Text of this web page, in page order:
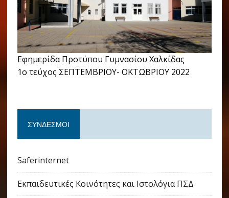
Εφημερίδα Προτύπου Γυμνασίου Χαλκίδας
1ο τεύχος ΣΕΠΤΕΜΒΡΙΟΥ- ΟΚΤΩΒΡΙΟΥ 2022
ΣΎΝΔΕΣΜΟΙ
Saferinternet
Εκπαιδευτικές Κοινότητες και Ιστολόγια ΠΣΔ